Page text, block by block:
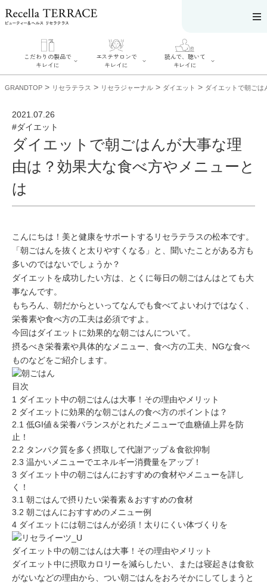
こだわりの製品で
キレイに
こだわりの製品
でキレイに
SERIES#01 私た
SERIES#02 水へ
SERIES#03 無
エステサロンで
キレイに
エステサロンで
リフティング認
定者在籍サロン
す
肌改善のプロと
は？
読んで、聴いて
キレイに
読んで、聴いてキ
レイに
リセラジャーナ
奥迫協子スペシ
を探す
ニキビ 日焼け 首
のしわ 敏感肌 た
るみ シミ
言
コラム
GRANDTOP > リセラテラス > リセラジャーナル > ダイエット > ダイエットで朝ごは
2021.07.26
#ダイエット
ダイエットで朝ごはんが大事な理
由は？効果大な食べ方やメニューと
は
こんにちは！美と健康をサポートするリセラテラスの松本です。
「朝ごはんを抜くと太りやすくなる」と、聞いたことがある方も
多いのではないでしょうか？
ダイエットを成功したい方は、とくに毎日の朝ごはんはとても大
事なんです。
もちろん、朝だからといってなんでも食べてよいわけではなく、
栄養素や食べ方の工夫は必須ですよ。
今回はダイエットに効果的な朝ごはんについて。
摂るべき栄養素や具体的なメニュー、食べ方の工夫、NGな食べ
ものなどをご紹介します。
目次
1 ダイエット中の朝ごはんは大事！その理由やメリット
2 ダイエットに効果的な朝ごはんの食べ方のポイントは？
2.1 低GI値＆栄養バランスがとれたメニューで血糖値上昇を防
止！
2.2 タンパク質を多く摂取して代謝アップ＆食欲抑制
2.3 温かいメニューでエネルギー消費量をアップ！
3 ダイエット中の朝ごはんにおすすめの食材やメニューを詳し
く！
3.1 朝ごはんで摂りたい栄養素＆おすすめの食材
3.2 朝ごはんにおすすめのメニュー例
4 ダイエットには朝ごはんが必須！太りにくい体づくりを
ダイエット中の朝ごはんは大事！その理由やメリット
ダイエット中に摂取カロリーを減らしたい、または寝起きは食欲
がないなどの理由から、つい朝ごはんをおろそかにしてしまうと